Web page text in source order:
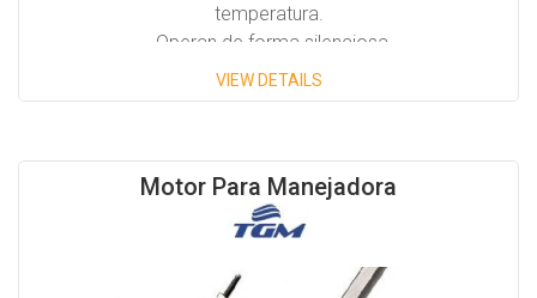
temperatura.
- Operan de forma silenciosa.
VIEW DETAILS
Motor Para Manejadora